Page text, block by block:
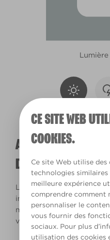
CE SITE WEB
COOKIES.
Ce site Web utilise des
technologies
meilleure expérience
comprendre comment
personnaliser le
vous fournir des
sociaux. Pour plus
utilisation des cookies
A QUOI
DANS VOTRE
La lumière naturelle et
important sur le rendu
maison. Utilisez cet outil
votre couleur en fonction